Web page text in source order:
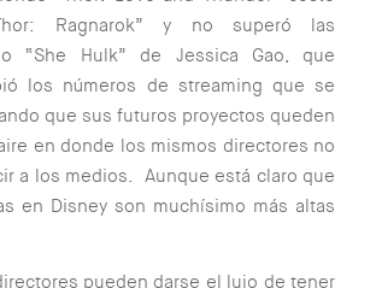
Ragnarok” y no superó las
o “She Hulk” de Jessica Gao, que
los números de streaming que se
que sus futuros proyectos queden
en donde los mismos directores no
a los medios. Aunque está claro que
en Disney son muchísimo más altas
pueden darse el lujo de tener